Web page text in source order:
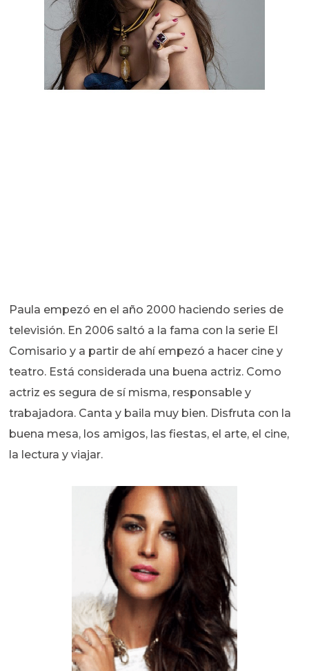
Paula empezó en el año 2000 haciendo series de
televisión. En 2006 saltó a la fama con la serie El
Comisario y a partir de ahí empezó a hacer cine y
teatro. Está considerada una buena actriz. Como
actriz es segura de sí misma, responsable y
trabajadora. Canta y baila muy bien. Disfruta con la
buena mesa, los amigos, las fiestas, el arte, el cine,
la lectura y viajar.